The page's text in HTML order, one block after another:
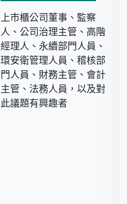
上市櫃公司董事、監察
人、公司治理主管、高階
經理人、永續部門人員、
環安衛管理人員、稽核部
門人員、財務主管、會計
主管、法務人員，以及對
此議題有興趣者